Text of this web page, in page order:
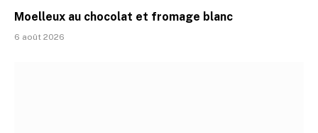
Moelleux au chocolat et fromage blanc
6 août 2026